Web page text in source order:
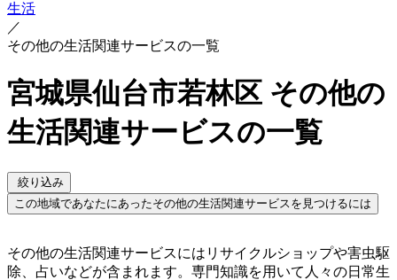
生活
／
その他の生活関連サービスの一覧
宮城県仙台市若林区 その他の
生活関連サービスの一覧
絞り込み
この地域であなたにあったその他の生活関連サービスを見つけるには
その他の生活関連サービスにはリサイクルショップや害虫駆
除、占いなどが含まれます。専門知識を用いて人々の日常生